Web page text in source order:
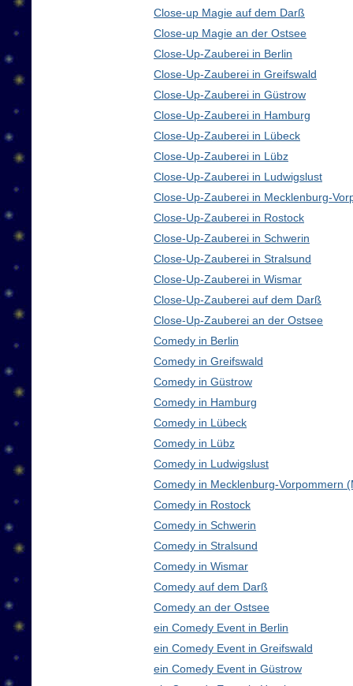
Close-up Magie auf dem Darß
Close-up Magie an der Ostsee
Close-Up-Zauberei in Berlin
Close-Up-Zauberei in Greifswald
Close-Up-Zauberei in Güstrow
Close-Up-Zauberei in Hamburg
Close-Up-Zauberei in Lübeck
Close-Up-Zauberei in Lübz
Close-Up-Zauberei in Ludwigslust
Close-Up-Zauberei in Mecklenburg-
Close-Up-Zauberei in Rostock
Close-Up-Zauberei in Schwerin
Close-Up-Zauberei in Stralsund
Close-Up-Zauberei in Wismar
Close-Up-Zauberei auf dem Darß
Close-Up-Zauberei an der Ostsee
Comedy in Berlin
Comedy in Greifswald
Comedy in Güstrow
Comedy in Hamburg
Comedy in Lübeck
Comedy in Lübz
Comedy in Ludwigslust
Comedy in Mecklenburg-Vorpommern
Comedy in Rostock
Comedy in Schwerin
Comedy in Stralsund
Comedy in Wismar
Comedy auf dem Darß
Comedy an der Ostsee
ein Comedy Event in Berlin
ein Comedy Event in Greifswald
ein Comedy Event in Güstrow